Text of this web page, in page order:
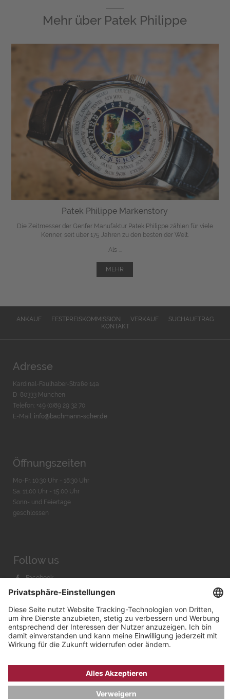
Mehr über Patek Philippe
Patek Philippe Markenstory
Die Zeitmesser der Genfer Manufaktur Patek Philippe zählen für viele
Kenner, seit über 175 Jahren zu den besten der Welt.
Als ...
MEHR
ANKAUF FESTPREISKOMMISSION VERKAUF
SUCHAUFTRAG
KONTAKT
Adresse
Kardinal-Faulhaber-Straße 14a
D-80333 München
Telefon: +49 (0)89 29 32 70
E-Mail: info@bachmann-scher.de
Öffnungszeiten
Mo-Fr. 10:30 Uhr - 18:30 Uhr
Sa. 11:00 Uhr - 15.00 Uhr
Sonn- und Feiertage
geschlossen
Follow us
Facebook
Instagram
Youtube
Bachmann & Scher GmbH / Watchandco GmbH